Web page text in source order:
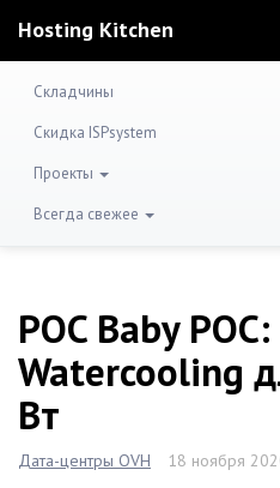
Hosting Kitchen
Складчины
Скидка ISPsystem
Проекты
Всегда свежее
POC Baby
Watercooling
Вт
Дата-центры OVH 18 ноября